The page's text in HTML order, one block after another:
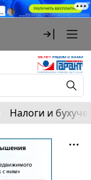
Налоги и